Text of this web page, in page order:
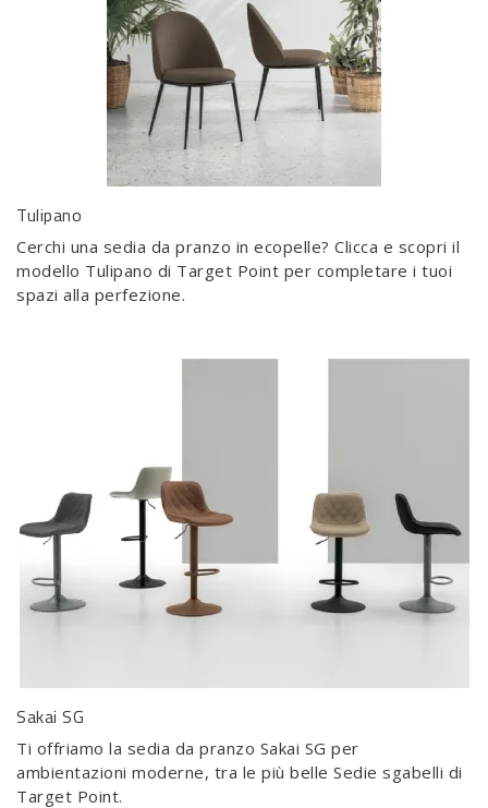
Tulipano
Cerchi una sedia da pranzo in ecopelle? Clicca e scopri il
modello Tulipano di Target Point per completare i tuoi
spazi alla perfezione.
Sakai SG
Ti offriamo la sedia da pranzo Sakai SG per
ambientazioni moderne, tra le più belle Sedie sgabelli di
Target Point.